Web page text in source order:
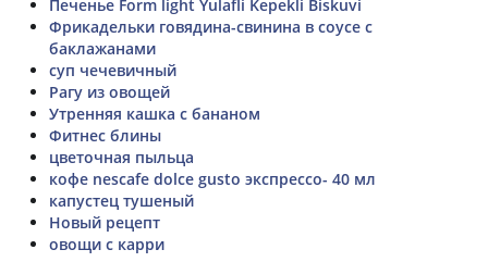
Печенье Form light Yulafli Kepekli Biskuvi
Фрикадельки говядина-свинина в соусе с
баклажанами
суп чечевичный
Рагу из овощей
Утренняя кашка с бананом
Фитнес блины
цветочная пыльца
кофе nescafe dolce gusto экспрессо- 40 мл
капустец тушеный
Новый рецепт
овощи с карри